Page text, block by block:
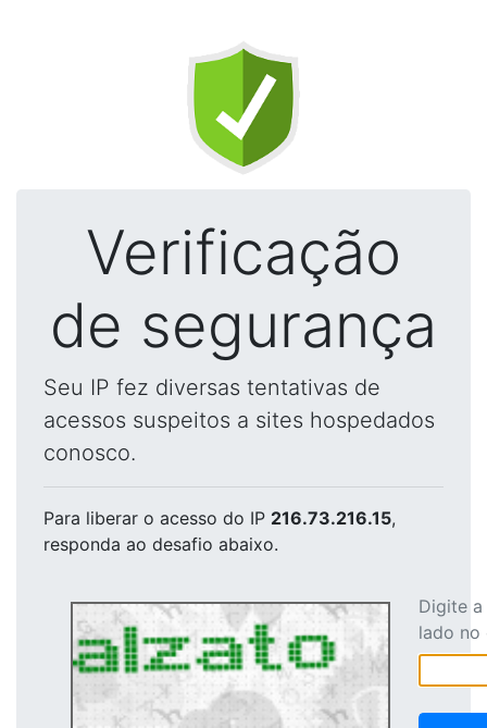
Verificação
de segurança
Seu IP fez diversas tentativas de
acessos suspeitos a sites hospedados
conosco.
Para liberar o acesso do IP 216.73.216.15,
responda ao desafio abaixo.
Digite
lado no